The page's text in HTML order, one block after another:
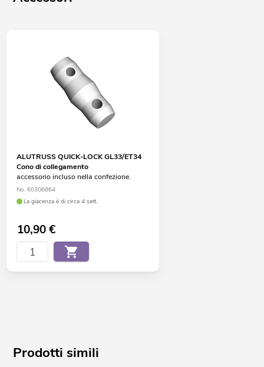
ALUTRUSS QUICK-LOCK GL33/ET34
Cono di collegamento
accessorio incluso nella confezione.
No. 60306864
La giacenza è di circa 4 sett.
10,90€
Prodotti simili